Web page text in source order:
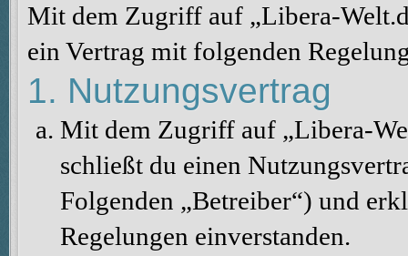
Mit dem Zugriff auf „Libera-
ein Vertrag mit folgenden
1. Nutzungsvertrag
Mit dem Zugriff auf „Libera-
schließt du einen
Folgenden „Betreiber“) und
Regelungen einverstanden.